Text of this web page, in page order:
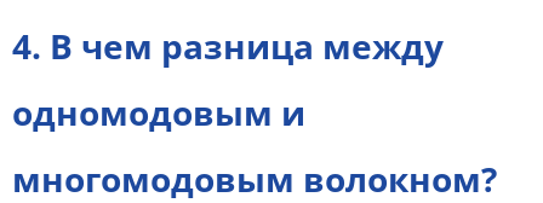
4. В чем разница между
одномодовым и
многомодовым волокном?